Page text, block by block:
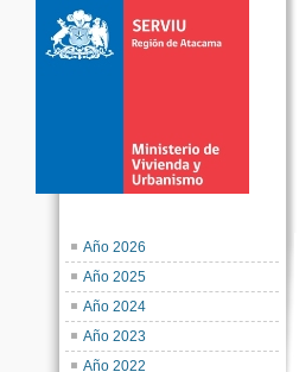
Año 2026
Año 2025
Año 2024
Año 2023
Año 2022